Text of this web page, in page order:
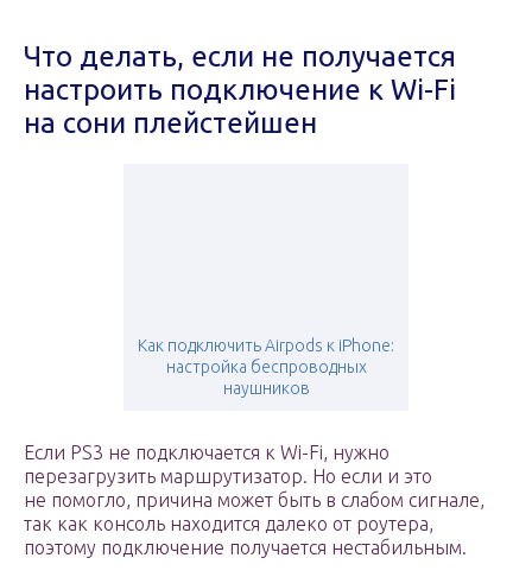
Что делать, если не получается
настроить подключение к Wi-Fi
на сони плейстейшен
Как подключить Airpods к iPhone:
настройка беспроводных
наушников
Если PS3 не подключается к Wi-Fi, нужно
перезагрузить маршрутизатор. Но если и это
не помогло, причина может быть в слабом сигнале,
так как консоль находится далеко от роутера,
поэтому подключение получается нестабильным.